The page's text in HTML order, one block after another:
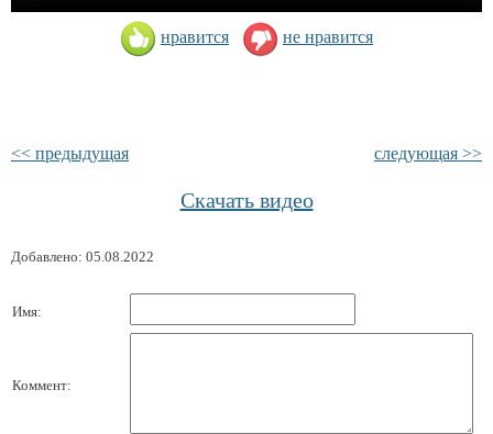
нравится не нравится
<< предыдущая следующая >>
Скачать видео
Добавлено: 05.08.2022
Имя:
Коммент: